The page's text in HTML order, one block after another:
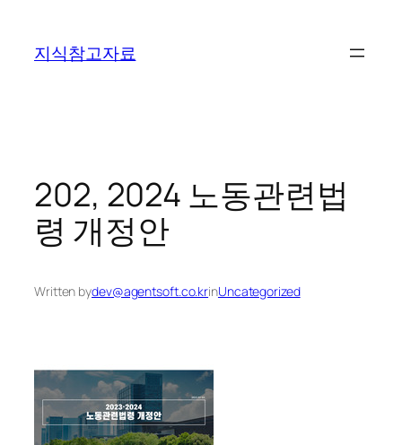
지식참고자료
202, 2024 노동관련법
령 개정안
Written bydev@agentsoft.co.krinUncategorized